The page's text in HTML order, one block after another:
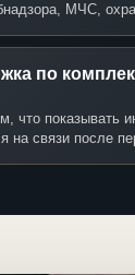
МЧС,
по
что показывать
на связи после